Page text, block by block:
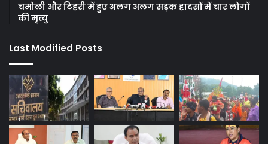
चमोली और टिहरी में हुए अलग अलग सड़क हादसों में चार लोगों
की मृत्यु
Last Modified Posts